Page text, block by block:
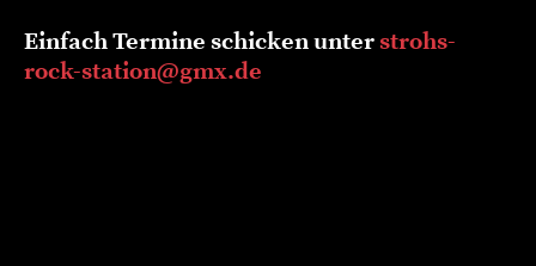
Einfach Termine schicken unter strohs-
rock-station@gmx.de